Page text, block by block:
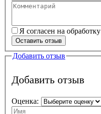
Ваш e-mail
Текст вашего отзыва
Я согласен на обработку
Персональные данные
Оставить отзыв
Добавить отзыв
Добавить отзыв
Оценка: